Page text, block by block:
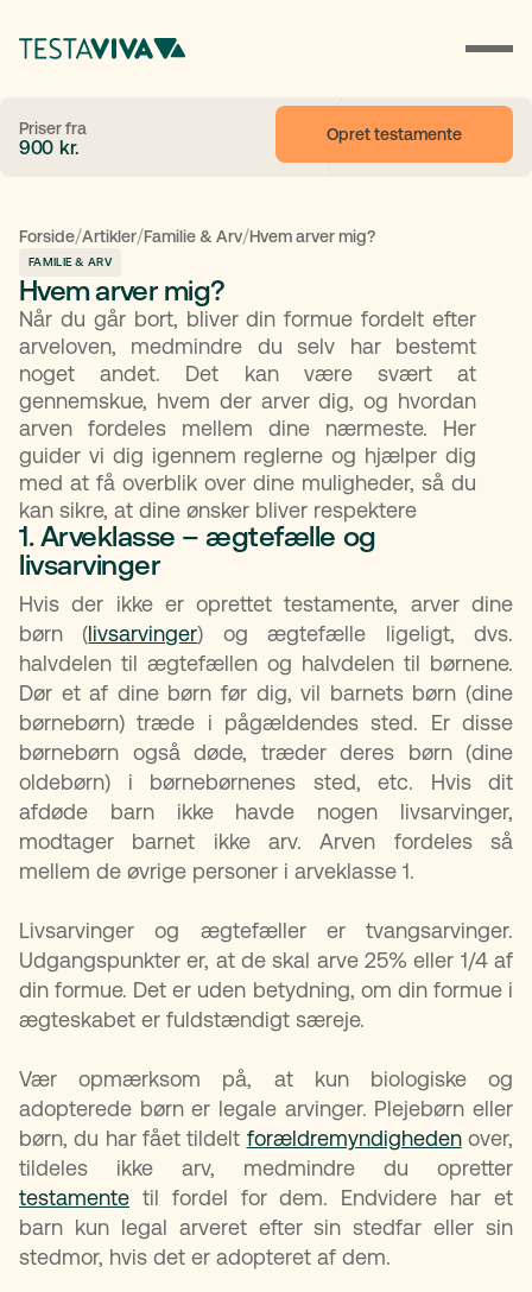
Priser fra
900 kr.
Opret testamente
Forside/Artikler/Familie & Arv/Hvem arver mig?
FAMILIE & ARV
Hvem arver mig?
Når du går bort, bliver din formue fordelt efter
arveloven, medmindre du selv har bestemt
noget andet. Det kan være svært at
gennemskue, hvem der arver dig, og hvordan
arven fordeles mellem dine nærmeste. Her
guider vi dig igennem reglerne og hjælper dig
med at få overblik over dine muligheder, så du
kan sikre, at dine ønsker bliver respektere
1. Arveklasse – ægtefælle og
livsarvinger
Hvis der ikke er oprettet testamente, arver dine
børn (livsarvinger) og ægtefælle ligeligt, dvs.
halvdelen til ægtefællen og halvdelen til børnene.
Dør et af dine børn før dig, vil barnets børn (dine
børnebørn) træde i pågældendes sted. Er disse
børnebørn også døde, træder deres børn (dine
oldebørn) i børnebørnenes sted, etc. Hvis dit
afdøde barn ikke havde nogen livsarvinger,
modtager barnet ikke arv. Arven fordeles så
mellem de øvrige personer i arveklasse 1.
Livsarvinger og ægtefæller er tvangsarvinger.
Udgangspunkter er, at de skal arve 25% eller 1/4 af
din formue. Det er uden betydning, om din formue i
ægteskabet er fuldstændigt særeje.
Vær opmærksom på, at kun biologiske og
adopterede børn er legale arvinger. Plejebørn eller
børn, du har fået tildelt forældremyndighedenover,
tildeles ikke arv, medmindre du opretter
testamente til fordel for dem. Endvidere har et
barn kun legal arveret efter sin stedfar eller sin
stedmor, hvis det er adopteret af dem.